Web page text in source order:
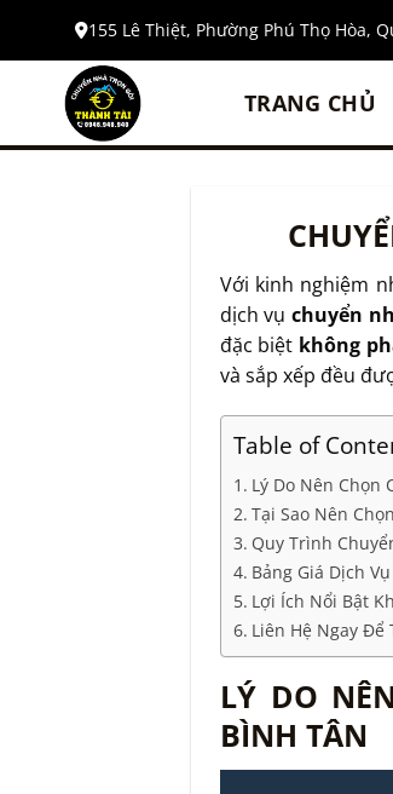
155 Lê Thiệt, Phường Phú Thọ Hòa,
TRANG CHỦ
Với kinh nghiệm
dịch vụchuyển
đặc biệt không
và sắp xếp đều
Table of
Lý Do Nên Chọn
Tại Sao Nên
Quy Trình
Bảng Giá Dịch
Lợi Ích Nổi Bật
Liên Hệ Ngay Để
LÝ DO
BÌNH TÂN